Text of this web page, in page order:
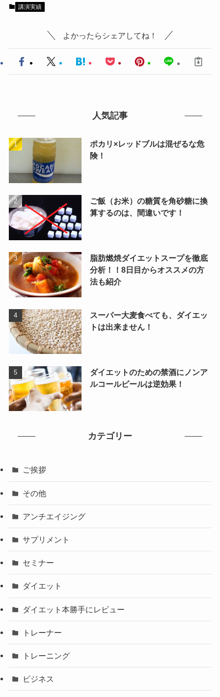
講演実績
よかったらシェアしてね！
人気記事
ポカリ×レッドブルは混ぜるな危
険！
ご飯（お米）の糖質を角砂糖に換
算するのは、間違いです！
脂肪燃焼ダイエットスープを徹底
分析！！8日目からオススメの方
法も紹介
スーパー大麦食べても、ダイエッ
トは出来ません！
ダイエットのための禁酒にノンア
ルコールビールは逆効果！
カテゴリー
ご挨拶
その他
アンチエイジング
サプリメント
セミナー
ダイエット
ダイエット本勝手にレビュー
トレーナー
トレーニング
ビジネス